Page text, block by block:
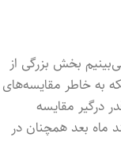
بخش بزرگی از
به خاطر مقایسه‌های
درگیر مقایسه
ماه بعد همچنان در